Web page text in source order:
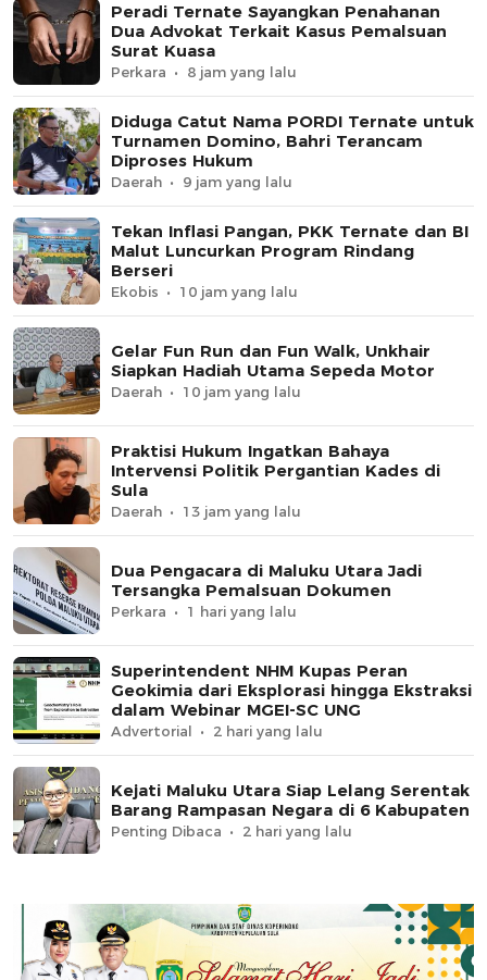
Peradi Ternate Sayangkan Penahanan
Dua Advokat Terkait Kasus Pemalsuan
Surat Kuasa
Perkara 8 jam yang lalu
Diduga Catut Nama PORDI Ternate untuk
Turnamen Domino, Bahri Terancam
Diproses Hukum
Daerah 9 jam yang lalu
Tekan Inflasi Pangan, PKK Ternate dan BI
Malut Luncurkan Program Rindang
Berseri
Ekobis 10 jam yang lalu
Gelar Fun Run dan Fun Walk, Unkhair
Siapkan Hadiah Utama Sepeda Motor
Daerah 10 jam yang lalu
Praktisi Hukum Ingatkan Bahaya
Intervensi Politik Pergantian Kades di
Sula
Daerah 13 jam yang lalu
Dua Pengacara di Maluku Utara Jadi
Tersangka Pemalsuan Dokumen
Perkara 1 hari yang lalu
Superintendent NHM Kupas Peran
Geokimia dari Eksplorasi hingga Ekstraksi
dalam Webinar MGEI-SC UNG
Advertorial 2 hari yang lalu
Kejati Maluku Utara Siap Lelang Serentak
Barang Rampasan Negara di 6 Kabupaten
Penting Dibaca 2 hari yang lalu